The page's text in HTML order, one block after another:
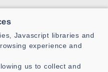
Javascript libraries and
experience and
us to collect and